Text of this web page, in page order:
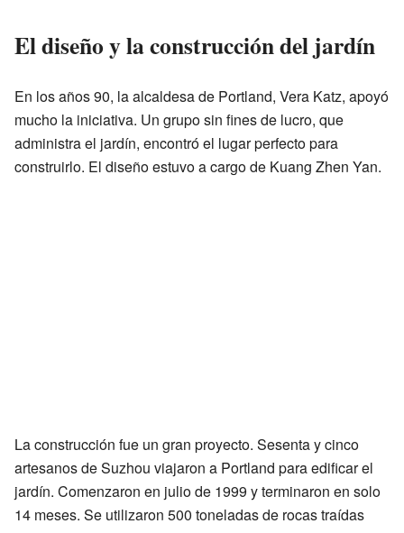
El diseño y la construcción del jardín
En los años 90, la alcaldesa de Portland, Vera Katz, apoyó
mucho la iniciativa. Un grupo sin fines de lucro, que
administra el jardín, encontró el lugar perfecto para
construirlo. El diseño estuvo a cargo de Kuang Zhen Yan.
La construcción fue un gran proyecto. Sesenta y cinco
artesanos de Suzhou viajaron a Portland para edificar el
jardín. Comenzaron en julio de 1999 y terminaron en solo
14 meses. Se utilizaron 500 toneladas de rocas traídas